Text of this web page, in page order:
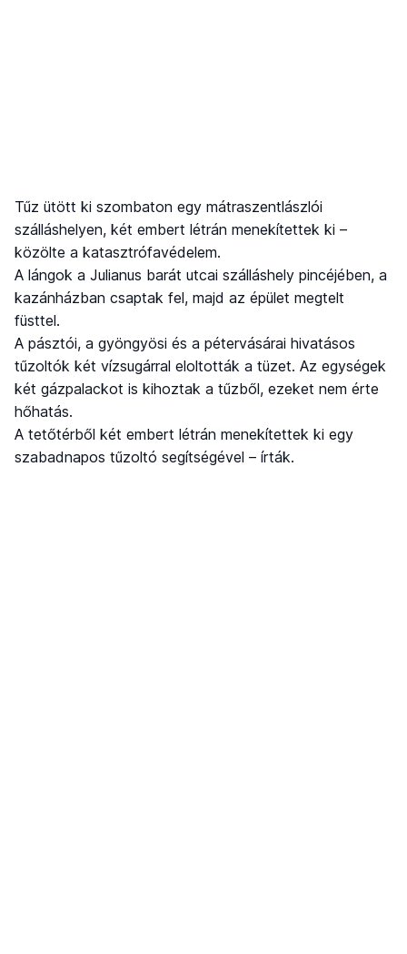
Tűz ütött ki szombaton egy mátraszentlászlói
szálláshelyen, két embert létrán menekítettek ki –
közölte a katasztrófavédelem.
A lángok a Julianus barát utcai szálláshely pincéjében, a
kazánházban csaptak fel, majd az épület megtelt
füsttel.
A pásztói, a gyöngyösi és a pétervásárai hivatásos
tűzoltók két vízsugárral eloltották a tüzet. Az egységek
két gázpalackot is kihoztak a tűzből, ezeket nem érte
hőhatás.
A tetőtérből két embert létrán menekítettek ki egy
szabadnapos tűzoltó segítségével – írták.